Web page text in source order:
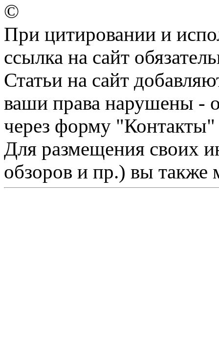
©
При цитировании и
ссылка на сайт
Статьи на сайт
ваши права нарушены -
через форму "Контакты"
Для размещения своих
обзоров и пр.) вы также